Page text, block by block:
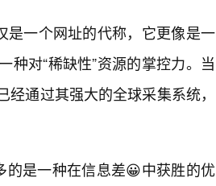
是一个网址的代称，它更像是一
对“稀缺性”资源的掌控力。当
通过其强大的全球采集系统，
的是一种在信息差😀中获胜的优